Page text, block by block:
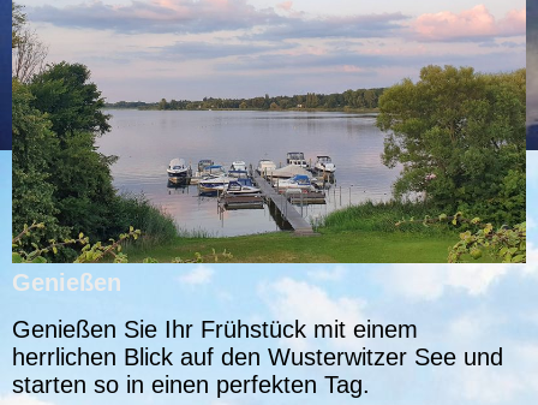
Genießen
Genießen Sie Ihr Frühstück mit einem
herrlichen Blick auf den Wusterwitzer See und
starten so in einen perfekten Tag.